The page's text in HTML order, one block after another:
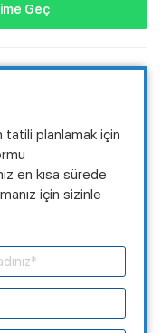
Geç
tatili planlamak için
en kısa sürede
için sizinle